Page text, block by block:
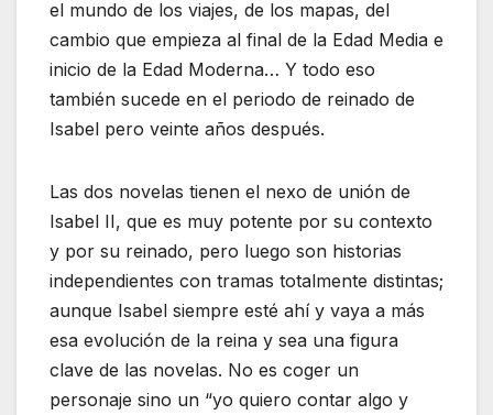
el mundo de los viajes, de los mapas, del
cambio que empieza al final de la Edad Media e
inicio de la Edad Moderna… Y todo eso
también sucede en el periodo de reinado de
Isabel pero veinte años después.
Las dos novelas tienen el nexo de unión de
Isabel II, que es muy potente por su contexto
y por su reinado, pero luego son historias
independientes con tramas totalmente distintas;
aunque Isabel siempre esté ahí y vaya a más
esa evolución de la reina y sea una figura
clave de las novelas. No es coger un
personaje sino un “yo quiero contar algo y